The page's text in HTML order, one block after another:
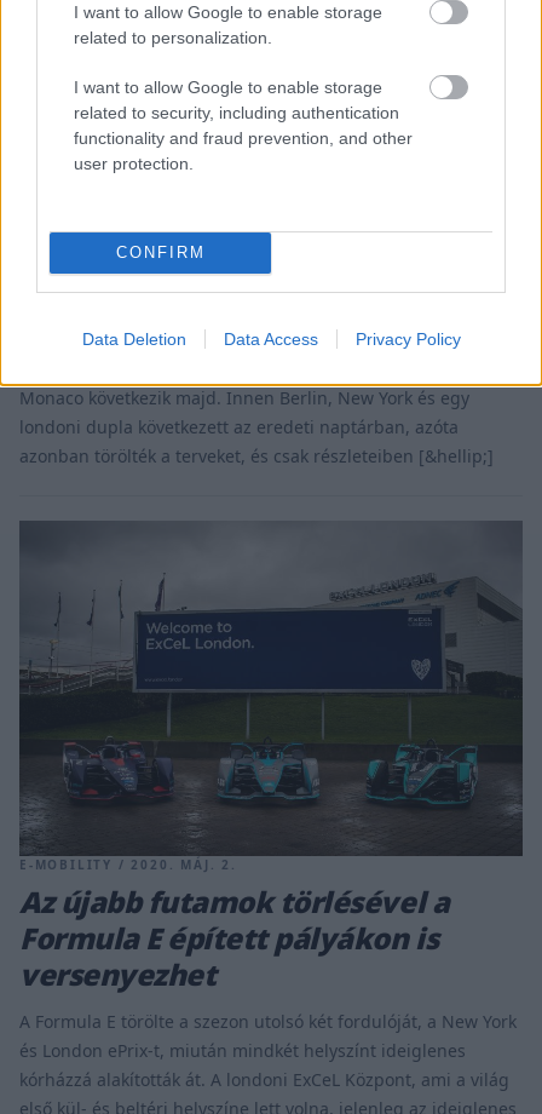
I want to allow Google to enable storage
related to personalization.
I want to allow Google to enable storage
related to security, including authentication
functionality and fraud prevention, and other
user protection.
CONFIRM
Data Deletion Data Access Privacy Policy
E-MOBILITY / 2021. ÁPR. 23.
Kész a Formula E naptára, négy
menetrend
Teljes lett a 2021-es Formula E versenynaptár, újabb négy
versenynaptárban. Diriyah és Róma már megrendezték két-
Monaco következik majd. Innen Berlin, New York és egy
londoni dupla következett az eredeti naptárban, azóta
azonban törölték a terveket, és csak részleteiben [&hellip;]
E-MOBILITY / 2020. MÁJ. 2.
Az újabb futamok törlésével a
Formula E épített pályákon is
versenyezhet
A Formula E törölte a szezon utolsó két fordulóját, a New York
és London ePrix-t, miután mindkét helyszínt ideiglenes
kórházzá alakították át. A londoni ExCeL Központ, ami a világ
első kül- és beltéri helyszíne lett volna, jelenleg az ideiglenes